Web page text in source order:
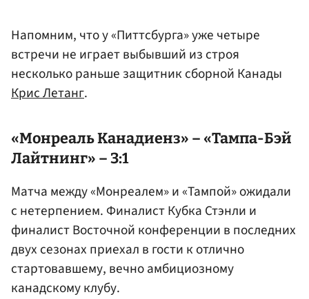
Напомним, что у «Питтсбурга» уже четыре
встречи не играет выбывший из строя
несколько раньше защитник сборной Канады
Крис Летанг.
«Монреаль Канадиенз» – «Тампа-Бэй
Лайтнинг» – 3:1
Матча между «Монреалем» и «Тампой» ожидали
с нетерпением. Финалист Кубка Стэнли и
финалист Восточной конференции в последних
двух сезонах приехал в гости к отлично
стартовавшему, вечно амбициозному
канадскому клубу.